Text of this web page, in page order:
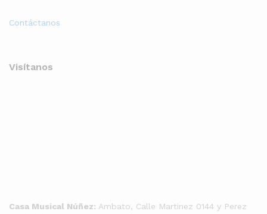
Contáctanos
Visítanos
Casa Musical Núñez: Ambato, Calle Martinez 0144 y Perez